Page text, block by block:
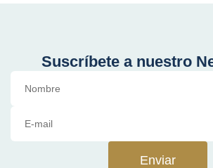
Suscríbete a nuestro
Enviar